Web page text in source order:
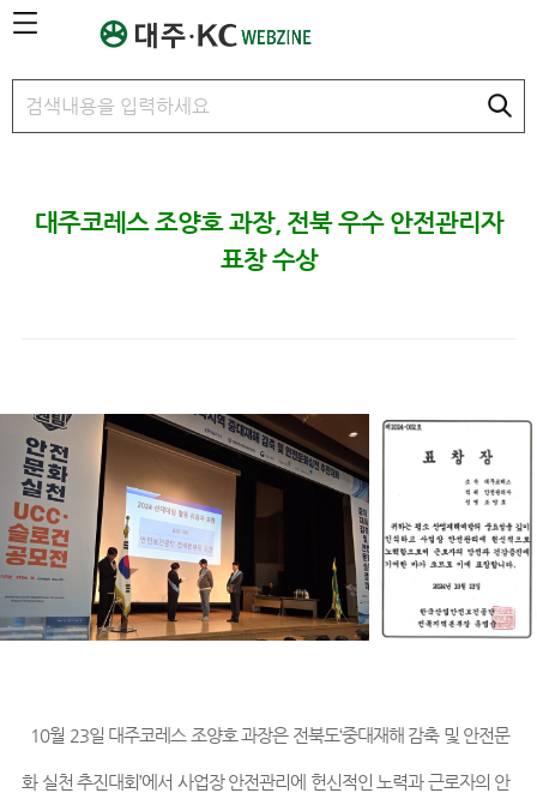
본문 바로가기
대주코레스 조양호 과장, 전북 우수 안전관리자
표창 수상
10월 23일 대주코레스 조양호 과장은 전북도‘중대재해 감축 및 안전문
화 실천 추진대회’에서 사업장 안전관리에 헌신적인 노력과 근로자의 안